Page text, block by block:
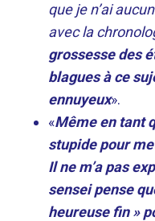
que je n’ai
avec la
grossesse des
blagues à ce
ennuyeux».
«Même en tant
stupide pour
Il ne m’a pas
sensei pense
heureuse fin »